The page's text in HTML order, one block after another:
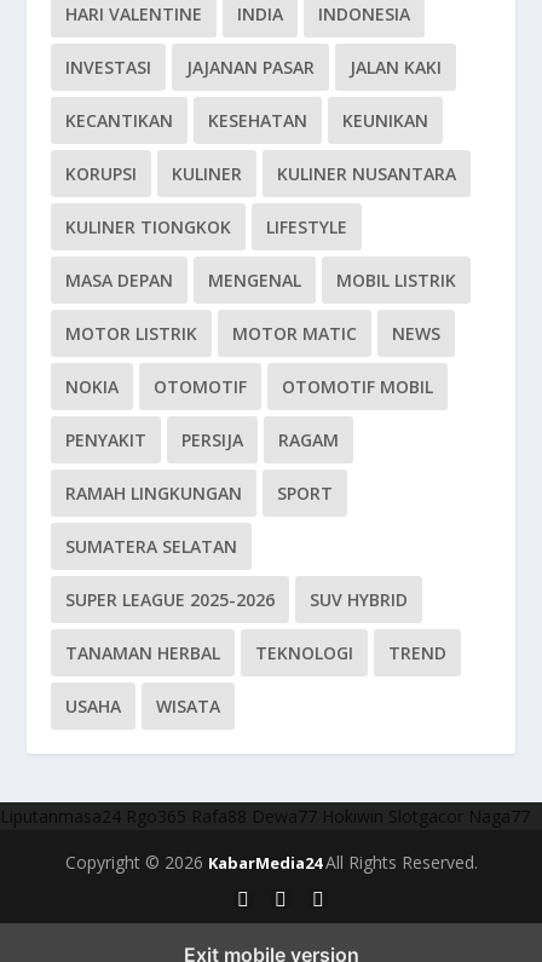
HARI VALENTINE INDIA INDONESIA
INVESTASI JAJANAN PASAR JALAN KAKI
KECANTIKAN KESEHATAN KEUNIKAN
KORUPSI KULINER KULINER NUSANTARA
KULINER TIONGKOK LIFESTYLE
MASA DEPAN MENGENAL MOBIL LISTRIK
MOTOR LISTRIK MOTOR MATIC NEWS
NOKIA OTOMOTIF OTOMOTIF MOBIL
PENYAKIT PERSIJA RAGAM
RAMAH LINGKUNGAN SPORT
SUMATERA SELATAN
SUPER LEAGUE 2025-2026 SUV HYBRID
TANAMAN HERBAL TEKNOLOGI TREND
USAHA WISATA
Liputanmasa24 Rgo365 Rafa88 Dewa77 Hokiwin Slotgacor Naga77
Copyright © 2026 KabarMedia24All Rights Reserved.
Exit mobile version